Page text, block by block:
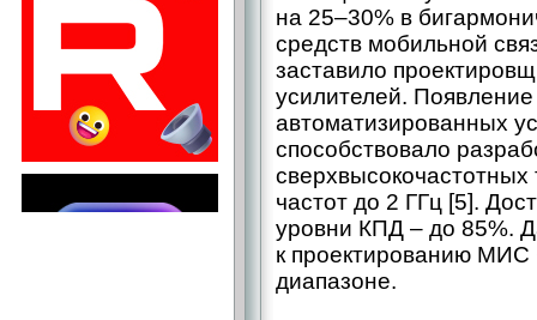
на 25–30% в
средств мобильной
заставило
усилителей.
автоматизированных
способствовало
частот до 2 ГГц [5].
уровни КПД – ​до 85%.
к проектированию МИС
диапазоне.